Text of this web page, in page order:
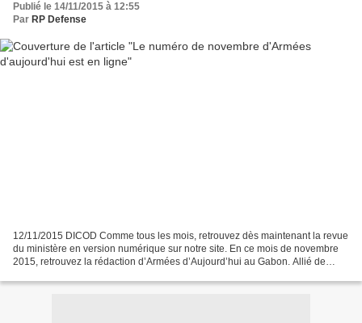
Publié le 14/11/2015 à 12:55
Par RP Defense
12/11/2015 DICOD Comme tous les mois, retrouvez dès maintenant la revue
du ministère en version numérique sur notre site. En ce mois de novembre
2015, retrouvez la rédaction d’Armées d’Aujourd’hui au Gabon. Allié de